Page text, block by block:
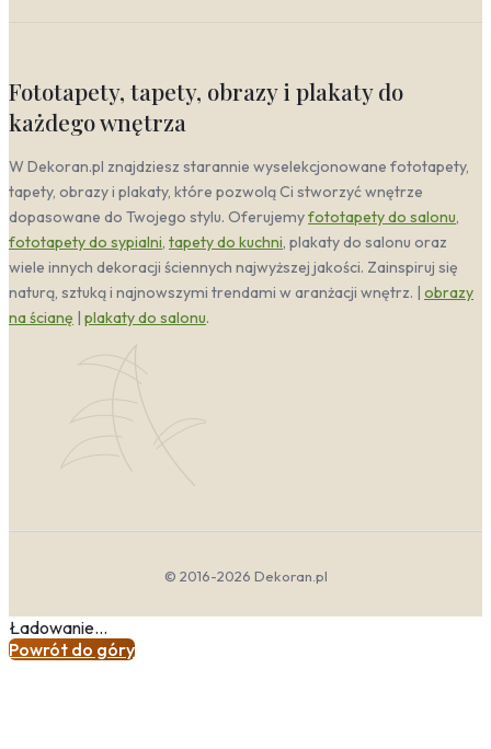
Fototapety, tapety, obrazy i plakaty do
każdego wnętrza
W Dekoran.pl znajdziesz starannie wyselekcjonowane fototapety,
tapety, obrazy i plakaty, które pozwolą Ci stworzyć wnętrze
dopasowane do Twojego stylu. Oferujemyfototapety do salonu,
fototapety do sypialni, tapety do kuchni, plakaty do salonu oraz
wiele innych dekoracji ściennych najwyższej jakości. Zainspiruj się
naturą, sztuką i najnowszymi trendami w aranżacji wnętrz. | obrazy
na ścianę | plakaty do salonu.
© 2016-2026 Dekoran.pl
Ładowanie...
Powrót do góry